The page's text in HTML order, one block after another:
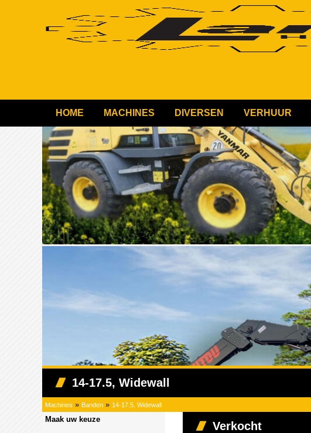
HOME MACHINES DIVERSEN VERHUUR
14-17.5, Widewall
Machines » Banden » 14-17.5, Widewall
Maak uw keuze
Verkocht